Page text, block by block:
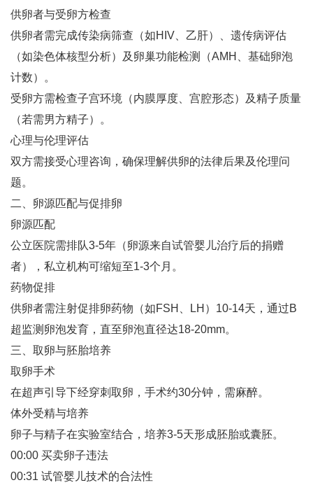
供卵者与受卵方检查‌
供卵者需完成传染病筛查（如HIV、乙肝）、遗传病评估
（如染色体核型分析）及卵巢功能检测（AMH、基础卵泡
计数）‌。
受卵方需检查子宫环境（内膜厚度、宫腔形态）及精子质量
（若需男方精子）‌。
心理与伦理评估‌
双方需接受心理咨询，确保理解供卵的法律后果及伦理问
题‌。
二、卵源匹配与促排卵
卵源匹配‌
公立医院需排队3-5年（卵源来自试管婴儿治疗后的捐赠
者），私立机构可缩短至1-3个月‌。
药物促排‌
供卵者需注射促排卵药物（如FSH、LH）10-14天，通过B
超监测卵泡发育，直至卵泡直径达18-20mm‌。
三、取卵与胚胎培养
取卵手术‌
在超声引导下经穿刺取卵，手术约30分钟，需麻醉‌。
体外受精与培养‌
卵子与精子在实验室结合，培养3-5天形成胚胎或囊胚‌。
00:00 买卖卵子违法
00:31 试管婴儿技术的合法性